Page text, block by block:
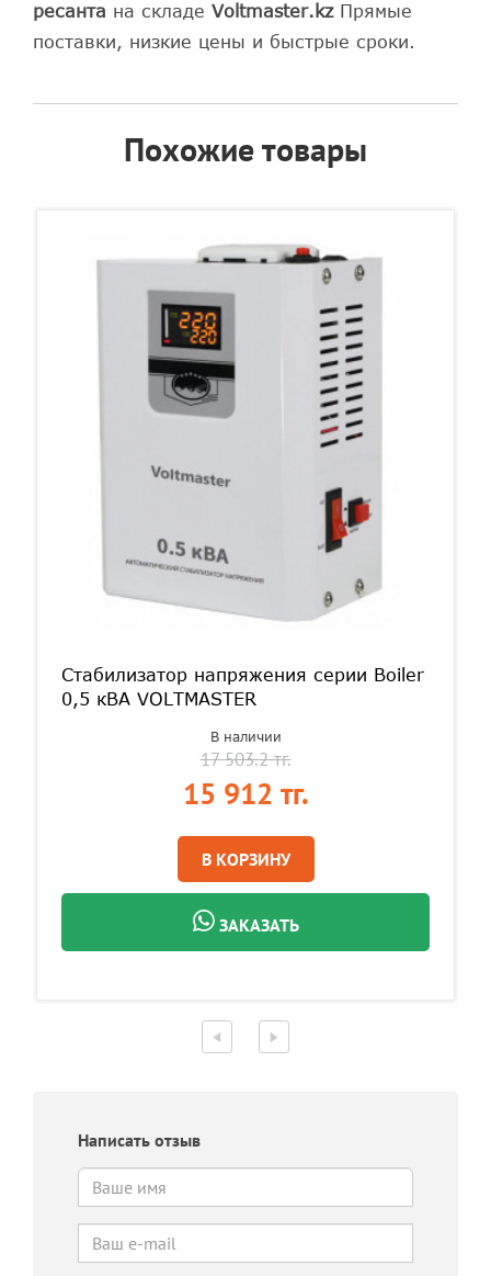
ресанта на складе Voltmaster.kzПрямые
поставки, низкие цены и быстрые сроки.
Похожие товары
Стабилизатор напряжения серии Boiler
0,5 кВА VOLTMASTER
В наличии
17 503.2 тг.
15 912 тг.
В КОРЗИНУ
ЗАКАЗАТЬ
Написать отзыв